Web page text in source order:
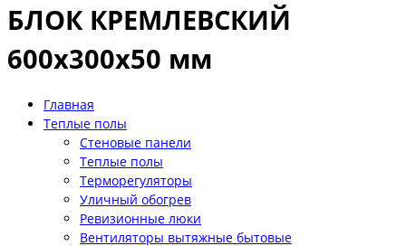
БЛОК КРЕМЛЕВСКИЙ
600х300х50 мм
Главная
Теплые полы
Стеновые панели
Теплые полы
Терморегуляторы
Уличный обогрев
Ревизионные люки
Вентиляторы вытяжные бытовые